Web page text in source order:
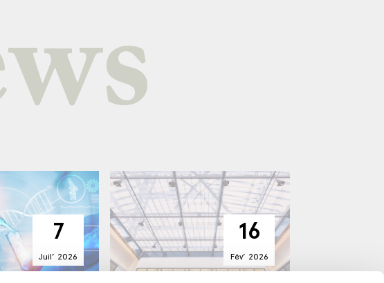
7
Juil’ 2026
16
Fév’ 2026